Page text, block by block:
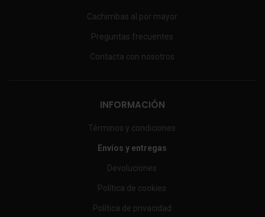
Cachimbas al por mayor
Preguntas frecuentes
Contacta con nosotros
INFORMACIÓN
Términos y condiciones
Envíos y entregas
Devoluciones
Política de cookies
Política de privacidad